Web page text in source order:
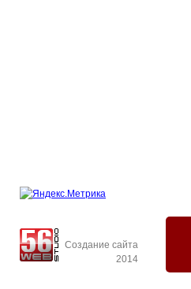
Создание сайта
2014